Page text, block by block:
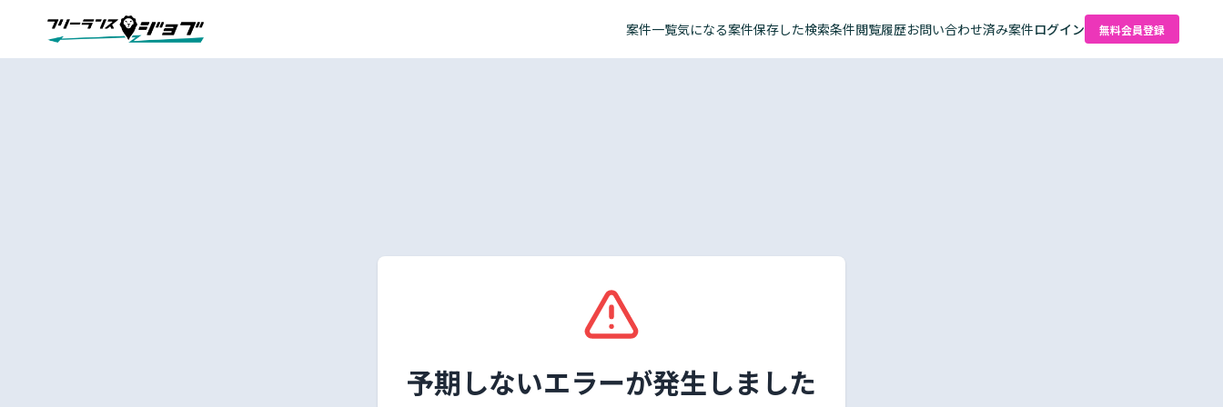
案件一覧気になる案件保存した検索条件閲覧履歴お問い合わせ済み案件ログイン 無料会員登録
予期しないエラーが発生しました